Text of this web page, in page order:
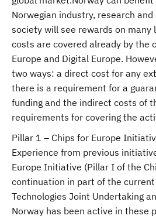
Norwegian industry, research
society will see rewards on many
costs are covered already by the
Europe and Digital Europe.
two ways: a direct cost for any
there is a requirement for a
funding and the indirect costs of
requirements for covering the
Pillar 1 – Chips for Europe
Experience from previous
Europe Initiative (Pillar I of the
continuation in part of the
Technologies Joint Undertaking
Norway has been active in these